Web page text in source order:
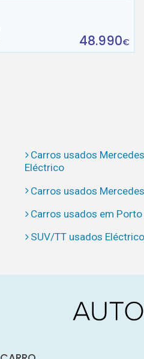
48.990€
Carros usados
Eléctrico
Carros usados
Carros usados em
SUV/TT usados Eléctrico